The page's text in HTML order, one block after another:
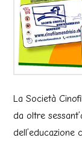
La Società
da oltre
dell’educazione